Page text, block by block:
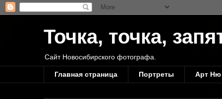
Точка, точка,
Сайт Новосибирского фотографа.
Главная страница Портреты Арт Ню